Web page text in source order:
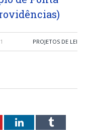
PROJETOS DE LEI
LinkedInTumblr